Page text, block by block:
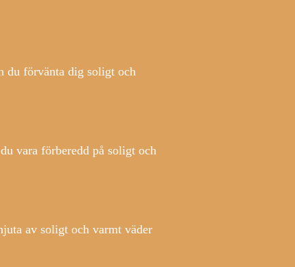
du förvänta dig soligt och
vara förberedd på soligt och
av soligt och varmt väder